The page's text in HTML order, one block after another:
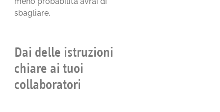
sbagliare.
Dai delle istruzioni
chiare ai tuoi
collaboratori